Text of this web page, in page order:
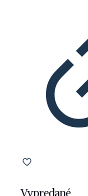
Vypredané